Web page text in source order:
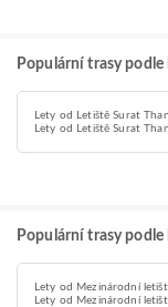
Populární trasy
Lety od Letiště Surat
Lety od Letiště Surat
Populární trasy
Lety od Mezinárodní
Lety od Mezinárodní